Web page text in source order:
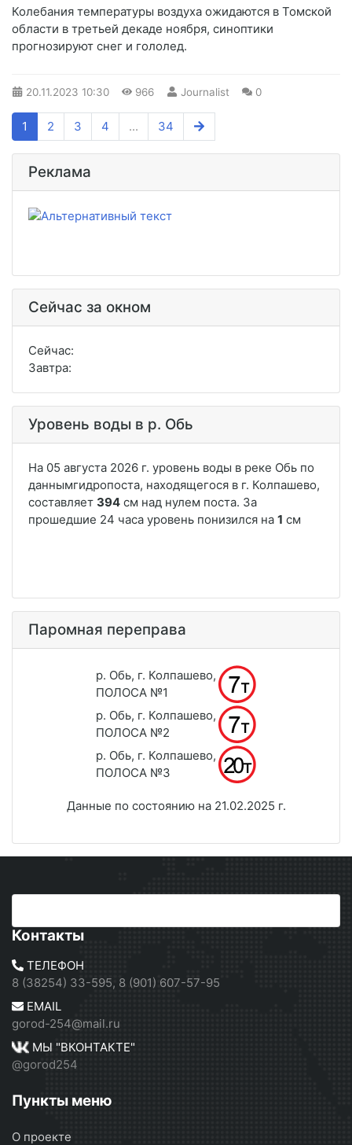
​Колебания температуры воздуха ожидаются в Томской
области в третьей декаде ноября, синоптики
прогнозируют снег и гололед.
20.11.2023 10:30 966 Journalist 0
1 2 3 4 ... 34
Реклама
Сейчас за окном
Сейчас:
Завтра:
Уровень воды в р. Обь
Паромная переправа
р. Обь, г. Колпашево,
ПОЛОСА №1
р. Обь, г. Колпашево,
ПОЛОСА №2
р. Обь, г. Колпашево,
ПОЛОСА №3
Данные по состоянию на 21.02.2025 г.
Контакты
ТЕЛЕФОН
8 (38254) 33-595, 8 (901) 607-57-95
EMAIL
gorod-254@mail.ru
МЫ "ВКОНТАКТЕ"
@gorod254
Пункты меню
О проекте